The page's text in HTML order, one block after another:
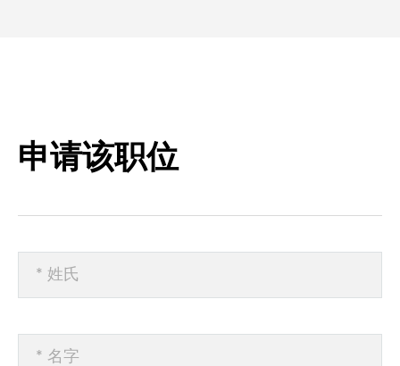
申请该职位
* 姓氏
* 名字